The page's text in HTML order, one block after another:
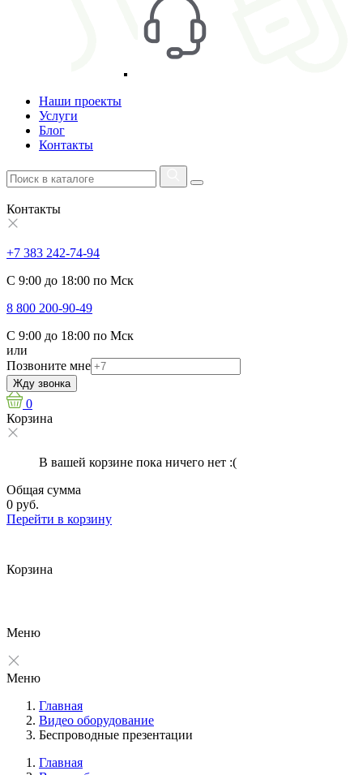
Наши проекты
Услуги
Блог
Контакты
Контакты
+7 383 242-74-94
С 9:00 до 18:00 по Мск
8 800 200-90-49
С 9:00 до 18:00 по Мск
или
Позвоните мне
Жду звонка
0
Корзина
В вашей корзине пока ничего нет :(
Общая сумма
0 руб.
Перейти в корзину
Корзина
Меню
Меню
Главная
Видео оборудование
Беспроводные презентации
Главная